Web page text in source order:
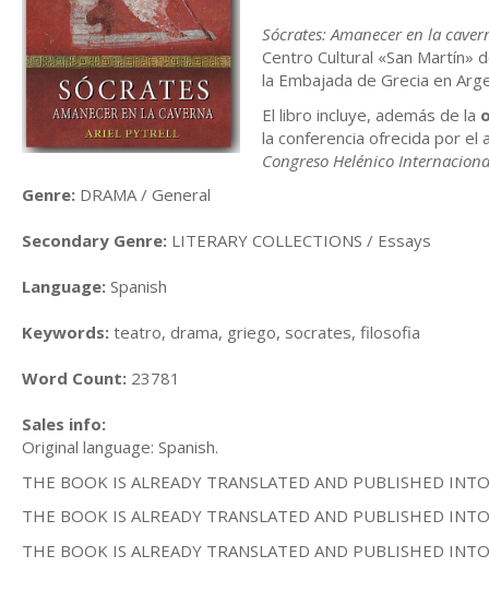
Sócrates: Amanecer en la
Centro Cultural «San Martín»
la Embajada de Grecia en
El libro incluye, además de la
la conferencia ofrecida por el
Congreso Helénico
Genre: DRAMA / General
Secondary Genre: LITERARY COLLECTIONS / Essays
Language: Spanish
Keywords: teatro, drama, griego, socrates, filosofia
Word Count: 23781
Sales info:
Original language: Spanish.
THE BOOK IS ALREADY TRANSLATED AND PUBLISHED
THE BOOK IS ALREADY TRANSLATED AND PUBLISHED
THE BOOK IS ALREADY TRANSLATED AND PUBLISHED